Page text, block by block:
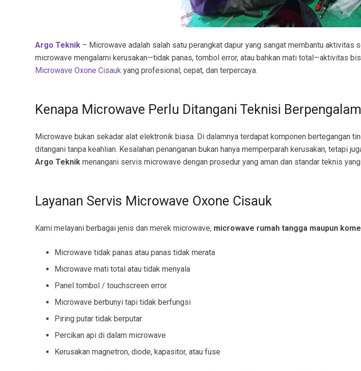
Argo Teknik – Microwave adalah salah satu perangkat dapur yang sangat membantu aktivitas
microwave mengalami kerusakan—tidak panas, tombol error, atau bahkan mati total—aktivitas
Microwave Oxone Cisauk yang profesional, cepat, dan terpercaya.
Kenapa Microwave Perlu Ditangani Teknisi
Microwave bukan sekadar alat elektronik biasa. Di dalamnya terdapat komponen bertegangan
ditangani tanpa keahlian. Kesalahan penanganan bukan hanya memperparah kerusakan, tetapi
Argo Teknik menangani servis microwave dengan prosedur yang aman dan standar teknis
Layanan Servis Microwave Oxone Cisauk
Kami melayani berbagai jenis dan merek microwave, microwave rumah tangga maupun
Microwave tidak panas atau panas tidak merata
Microwave mati total atau tidak menyala
Panel tombol / touchscreen error
Microwave berbunyi tapi tidak berfungsi
Piring putar tidak berputar
Percikan api di dalam microwave
Kerusakan magnetron, diode, kapasitor, atau fuse